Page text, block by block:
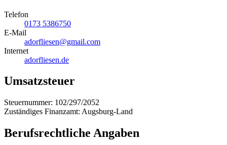
Telefon
0173 5386750
E-Mail
adorfliesen@gmail.com
Internet
adorfliesen.de
Umsatzsteuer
Steuernummer: 102/297/2052
Zuständiges Finanzamt: Augsburg-Land
Berufsrechtliche Angaben